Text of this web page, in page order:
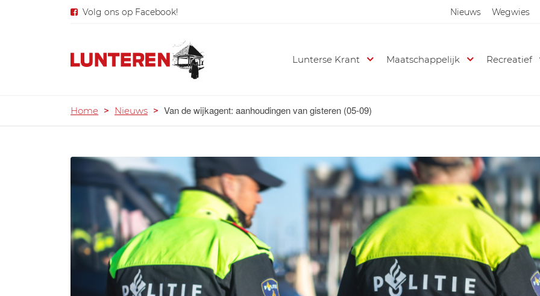
Nieuws Wegwies
Volg ons op Facebook!
Lunterse Krant Maatschappelijk Recreatief
Home > Nieuws > Van de wijkagent: aanhoudingen van gisteren (05-09)